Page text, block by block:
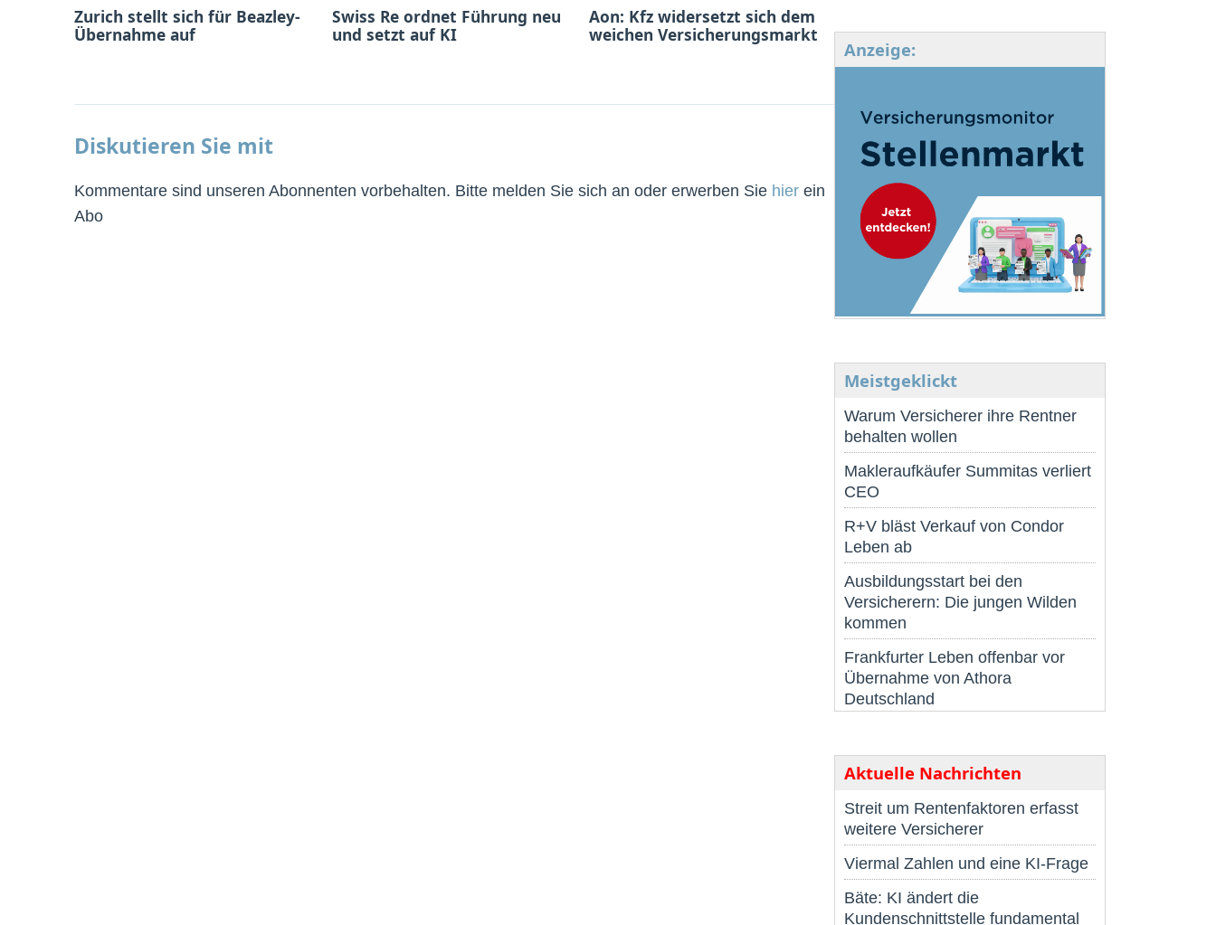
Zurich stellt sich für Beazley-
Übernahme auf
Swiss Re ordnet Führung neu
und setzt auf KI
Aon: Kfz widersetzt sich dem
weichen Versicherungsmarkt
Diskutieren Sie mit
Kommentare sind unseren Abonnenten vorbehalten. Bitte melden Sie sich an oder erwerben Sie hier ein
Abo
Anzeige:
Meistgeklickt
Warum Versicherer ihre Rentner
behalten wollen
Makleraufkäufer Summitas verliert
CEO
R+V bläst Verkauf von Condor
Leben ab
Ausbildungsstart bei den
Versicherern: Die jungen Wilden
kommen
Frankfurter Leben offenbar vor
Übernahme von Athora
Deutschland
Aktuelle Nachrichten
Streit um Rentenfaktoren erfasst
weitere Versicherer
Viermal Zahlen und eine KI-Frage
Bäte: KI ändert die
Kundenschnittstelle fundamental